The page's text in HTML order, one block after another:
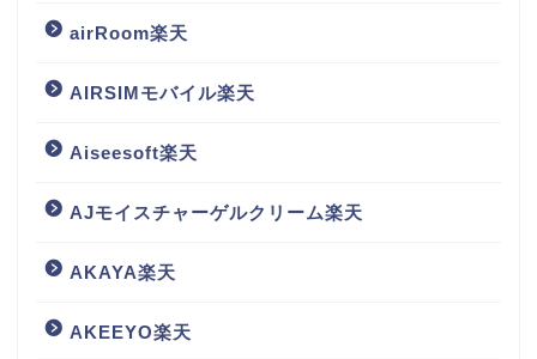
airRoom楽天
AIRSIMモバイル楽天
Aiseesoft楽天
AJモイスチャーゲルクリーム楽天
AKAYA楽天
AKEEYO楽天